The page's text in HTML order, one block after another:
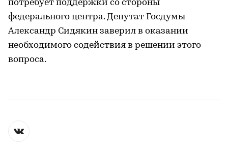
потребует поддержки со стороны
федерального центра. Депутат Госдумы
Александр Сидякин заверил в оказании
необходимого содействия в решении этого
вопроса.